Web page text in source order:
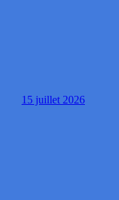
15 juillet 2026